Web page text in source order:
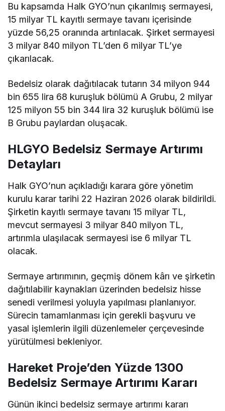
Bu kapsamda Halk GYO’nun çıkarılmış sermayesi,
15 milyar TL kayıtlı sermaye tavanı içerisinde
yüzde 56,25 oranında artırılacak. Şirket sermayesi
3 milyar 840 milyon TL’den 6 milyar TL’ye
çıkarılacak.
Bedelsiz olarak dağıtılacak tutarın 34 milyon 944
bin 655 lira 68 kuruşluk bölümü A Grubu, 2 milyar
125 milyon 55 bin 344 lira 32 kuruşluk bölümü ise
B Grubu paylardan oluşacak.
HLGYO Bedelsiz Sermaye Artırımı
Detayları
Halk GYO’nun açıkladığı karara göre yönetim
kurulu karar tarihi 22 Haziran 2026 olarak bildirildi.
Şirketin kayıtlı sermaye tavanı 15 milyar TL,
mevcut sermayesi 3 milyar 840 milyon TL,
artırımla ulaşılacak sermayesi ise 6 milyar TL
olacak.
Sermaye artırımının, geçmiş dönem kârı ve şirketin
dağıtılabilir kaynakları üzerinden bedelsiz hisse
senedi verilmesi yoluyla yapılması planlanıyor.
Sürecin tamamlanması için gerekli başvuru ve
yasal işlemlerin ilgili düzenlemeler çerçevesinde
yürütülmesi bekleniyor.
Hareket Proje’den Yüzde 1300
Bedelsiz Sermaye Artırımı Kararı
Günün ikinci bedelsiz sermaye artırımı kararı